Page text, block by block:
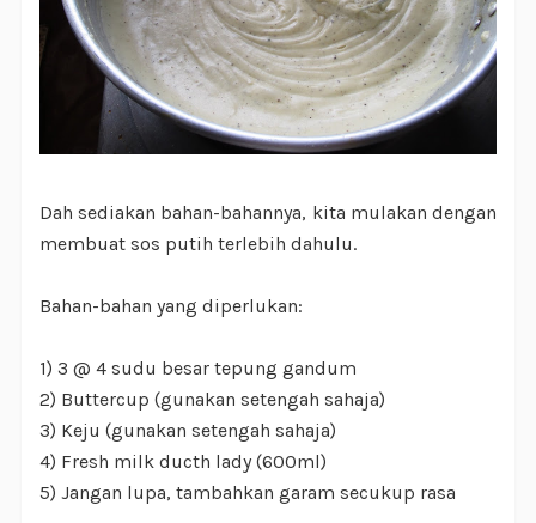
Dah sediakan bahan-bahannya, kita mulakan dengan
membuat sos putih terlebih dahulu.
Bahan-bahan yang diperlukan:
1) 3 @ 4 sudu besar tepung gandum
2) Buttercup (gunakan setengah sahaja)
3) Keju (gunakan setengah sahaja)
4) Fresh milk ducth lady (600ml)
5) Jangan lupa, tambahkan garam secukup rasa